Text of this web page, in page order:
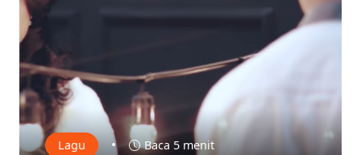
Lagu • Baca 5 menit